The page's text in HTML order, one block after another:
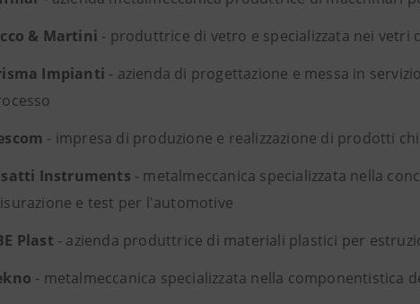
& Martini - produttrice di vetro e specializzata nei vetri
Impianti - azienda di progettazione e messa in
- impresa di produzione e realizzazione di prodotti
Instruments - metalmeccanica specializzata nella
e test per l'automotive
Plast - azienda produttrice di materiali plastici per
- metalmeccanica specializzata nella componentistica